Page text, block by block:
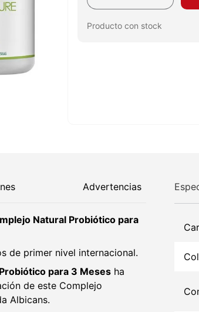
Producto con stock
Advertencias
Natural Probiótico para
de primer nivel internacional.
para 3 Meses ha
de este Complejo
Albicans.